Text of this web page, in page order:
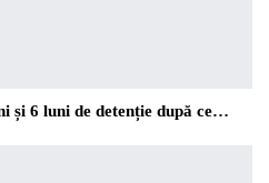
și 6 luni de detenție după ce…